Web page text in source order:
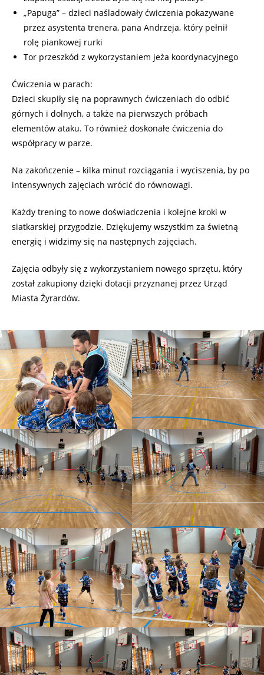
„Papuga” – dzieci naśladowały ćwiczenia pokazywane
przez asystenta trenera, pana Andrzeja, który pełnił
rolę piankowej rurki
Tor przeszkód z wykorzystaniem jeża koordynacyjnego
Ćwiczenia w parach:
Dzieci skupiły się na poprawnych ćwiczeniach do odbić
górnych i dolnych, a także na pierwszych próbach
elementów ataku. To również doskonałe ćwiczenia do
współpracy w parze.
Na zakończenie – kilka minut rozciągania i wyciszenia, by po
intensywnych zajęciach wrócić do równowagi.
Każdy trening to nowe doświadczenia i kolejne kroki w
siatkarskiej przygodzie. Dziękujemy wszystkim za świetną
energię i widzimy się na następnych zajęciach.
Zajęcia odbyły się z wykorzystaniem nowego sprzętu, który
został zakupiony dzięki dotacji przyznanej przez Urząd
Miasta Żyrardów.